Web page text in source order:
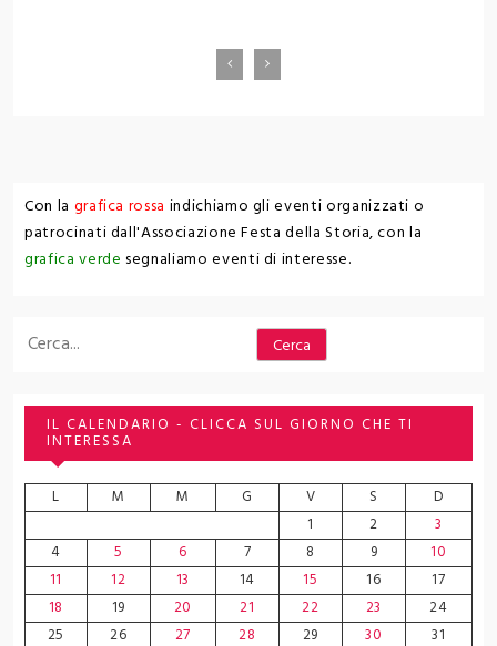
Con la grafica rossa indichiamo gli eventi organizzati o
patrocinati dall'Associazione Festa della Storia, con la
grafica verde segnaliamo eventi di interesse.
Cerca Cerca
IL CALENDARIO - CLICCA SUL GIORNO CHE TI
INTERESSA
L M M G V S
D
1
2
3
4
5 6 7 8 9
10
11
12 13 14 15 16
17
18
19 20 21 22 23
24
25
26 27 28 29 30 31